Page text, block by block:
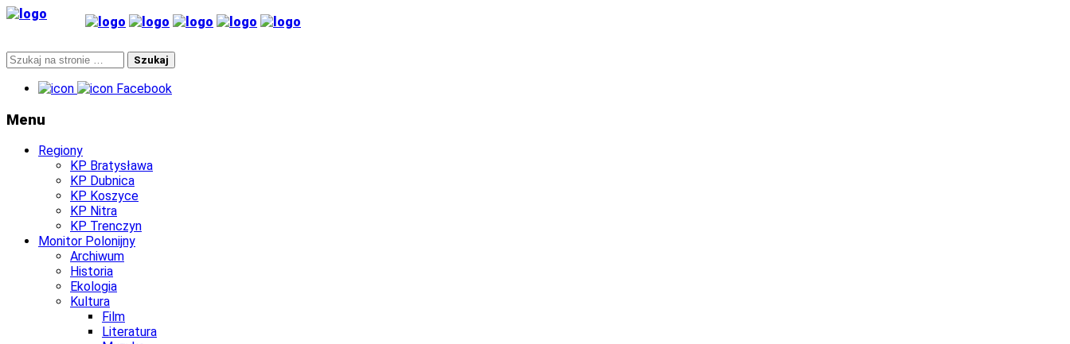
Facebook
Menu
Regiony
KP Bratysława
KP Dubnica
KP Koszyce
KP Nitra
KP Trenczyn
Monitor Polonijny
Archiwum
Historia
Ekologia
Kultura
Film
Literatura